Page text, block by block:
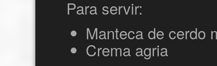
Para servir:
Manteca de cerdo
Crema agria